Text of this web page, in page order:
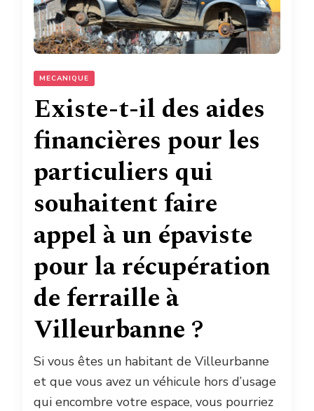
MECANIQUE
Existe-t-il des aides
financières pour les
particuliers qui
souhaitent faire
appel à un épaviste
pour la récupération
de ferraille à
Villeurbanne ?
Si vous êtes un habitant de Villeurbanne
et que vous avez un véhicule hors d’usage
qui encombre votre espace, vous pourriez